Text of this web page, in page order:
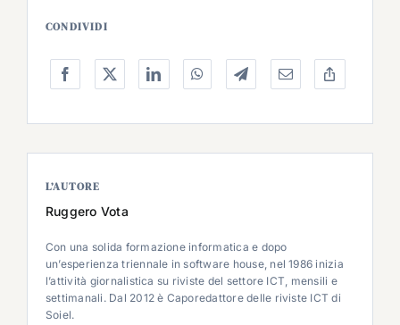
CONDIVIDI
L’AUTORE
Ruggero Vota
Con una solida formazione informatica e dopo
un’esperienza triennale in software house, nel 1986 inizia
l’attività giornalistica su riviste del settore ICT, mensili e
settimanali. Dal 2012 è Caporedattore delle riviste ICT di
Soiel.